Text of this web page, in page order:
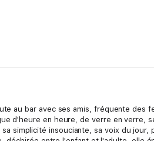
au bar avec ses amis, fréquente des
d'heure en heure, de verre en verre,
simplicité insouciante, sa voix du